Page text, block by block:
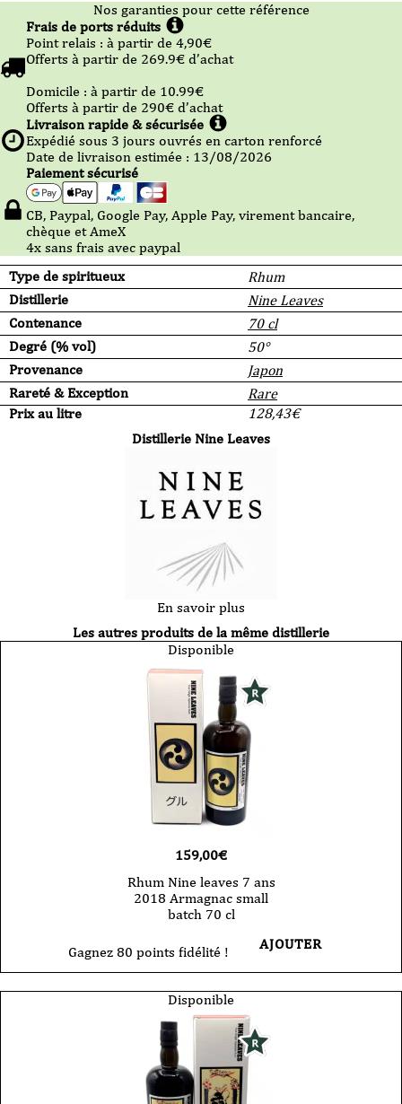
Type de spiritueux
Rhum
Distillerie
Nine Leaves
Contenance
70 cl
Degré (% vol)
50°
Provenance
Japon
Rareté & Exception
Rare
Prix au litre
128,43€
Nos garanties pour cette référence
Frais de ports réduits
Point relais : à partir de 4,90€
Offerts à partir de 269.9€ d’achat
Domicile : à partir de 10.99€
Offerts à partir de 290€ d’achat
Livraison rapide & sécurisée
Expédié sous 3 jours ouvrés en carton renforcé
Date de livraison estimée : 13/08/2026
Paiement sécurisé
CB, Paypal, Google Pay, Apple Pay, virement bancaire,
chèque et AmeX
4x sans frais avec paypal
Distillerie Nine Leaves
En savoir plus
Les autres produits de la même distillerie
Disponible
159,00€
Rhum Nine leaves 7 ans
2018 Armagnac small
batch 70 cl
Gagnez 80 points fidélité ! AJOUTER
Disponible